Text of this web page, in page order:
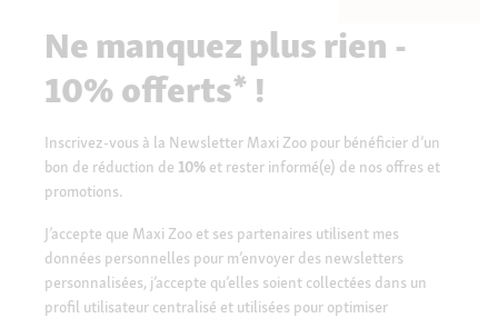
Ne manquez plus rien -
10% offerts* !
Inscrivez-vous à la Newsletter Maxi Zoo pour bénéficier d’un
bon de réduction de 10% et rester informé(e) de nos offres et
promotions.
J’accepte que Maxi Zoo et ses partenaires utilisent mes
données personnelles pour m’envoyer des newsletters
personnalisées, j’accepte qu’elles soient collectées dans un
profil utilisateur centralisé et utilisées pour optimiser